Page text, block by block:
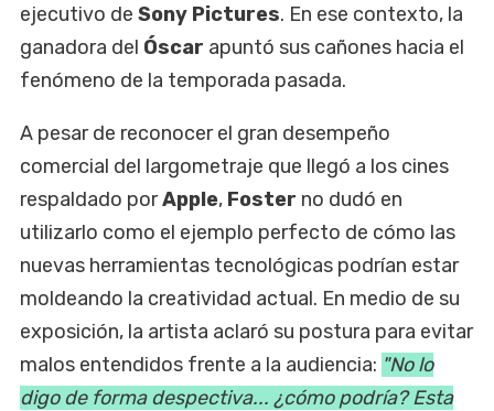
ejecutivo de Sony Pictures. En ese contexto, la
ganadora del Óscar apuntó sus cañones hacia el
fenómeno de la temporada pasada.
A pesar de reconocer el gran desempeño
comercial del largometraje que llegó a los cines
respaldado porApple, Foster no dudó en
utilizarlo como el ejemplo perfecto de cómo las
nuevas herramientas tecnológicas podrían estar
moldeando la creatividad actual. En medio de su
exposición, la artista aclaró su postura para evitar
malos entendidos frente a la audiencia: "No lo
digo de forma despectiva... ¿cómo podría? Esta